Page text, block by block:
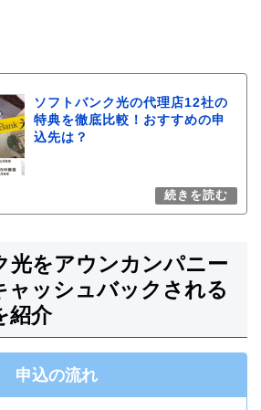
ソフトバンク光の代理店12社の
特典を徹底比較！おすすめの申
込先は？
光をアウンカンパニー
ャッシュバックされる
紹介
申込の流れ